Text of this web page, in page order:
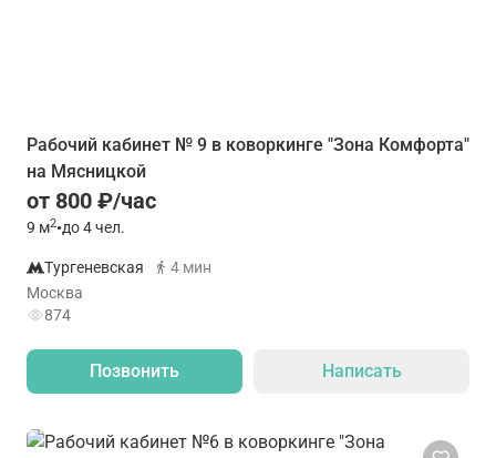
Рабочий кабинет № 9 в коворкинге "Зона Комфорта"
на Мясницкой
от 800 ₽/час
9 м2•до 4 чел.
Тургеневская
4 мин
Москва
874
Позвонить Написать